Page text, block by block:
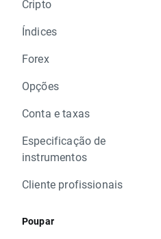
Cripto
Índices
Forex
Opções
Conta e taxas
Especificação de
instrumentos
Cliente profissionais
Poupar